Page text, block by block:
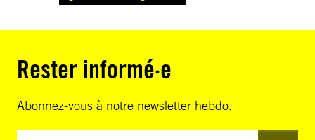
Rester informé·e
Abonnez-vous à notre newsletter hebdo.